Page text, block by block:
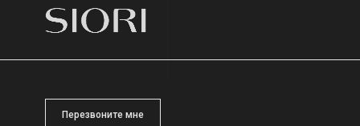
Перезвоните мне